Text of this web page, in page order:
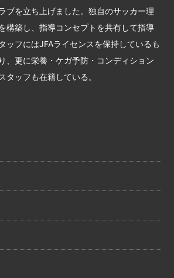
ブを立ち上げました。独自のサッカー理
構築し、指導コンセプトを共有して指導
ッフにはJFAライセンスを保持しているも
、更に栄養・ケガ予防・コンディション
タッフも在籍している。